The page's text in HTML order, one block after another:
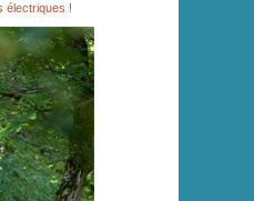
électriques !